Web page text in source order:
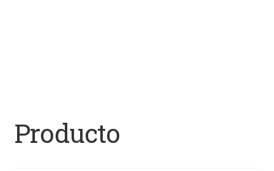
Producto